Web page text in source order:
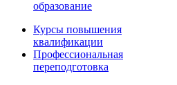
образование
Курсы повышения
квалификации
Профессиональная
переподготовка